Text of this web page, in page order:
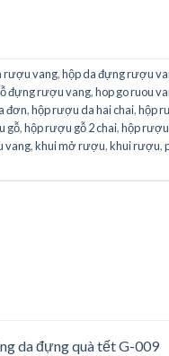
rượu vang,hộp da đựng rượu
đựng rượu vang,hop go ruou
đơn,hộp rượu da hai chai,hộp
gỗ,hộp rượu gỗ 2 chai,hộp
vang,khui mở rượu,khui rượu,
da đựng quà tết G-009